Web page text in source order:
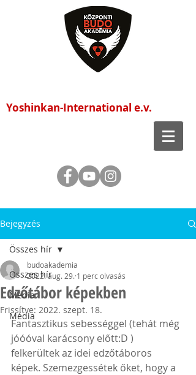
Yoshinkan-International e.v.
Bejegyzés
Összes hír
Média
Média
Összes hír
Edzőtábor képekben
budoakademia
2022. aug. 29. 1 perc olvasás
Frissítve: 2022. szept. 18.
Fantasztikus sebességgel (tehát még
jóóóval karácsony előtt:D )
felkerültek az idei edzőtáboros
képek. Szemezgessétek őket, hogy a